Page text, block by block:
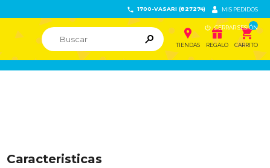
 1700-VASARI (827274)  MIS PEDIDOS
 CERRAR SESIÓN
 
TIENDAS

REGALO
ຐ
CARRITO
Caracteristicas